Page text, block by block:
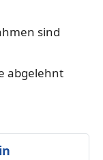
sind
abgelehnt